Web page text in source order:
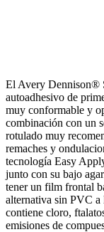
El Avery Dennison®
autoadhesivo de
muy conformable y
combinación con un
rotulado muy
remaches y
tecnología Easy
junto con su bajo
tener un film frontal
alternativa sin PVC
contiene cloro,
emisiones de